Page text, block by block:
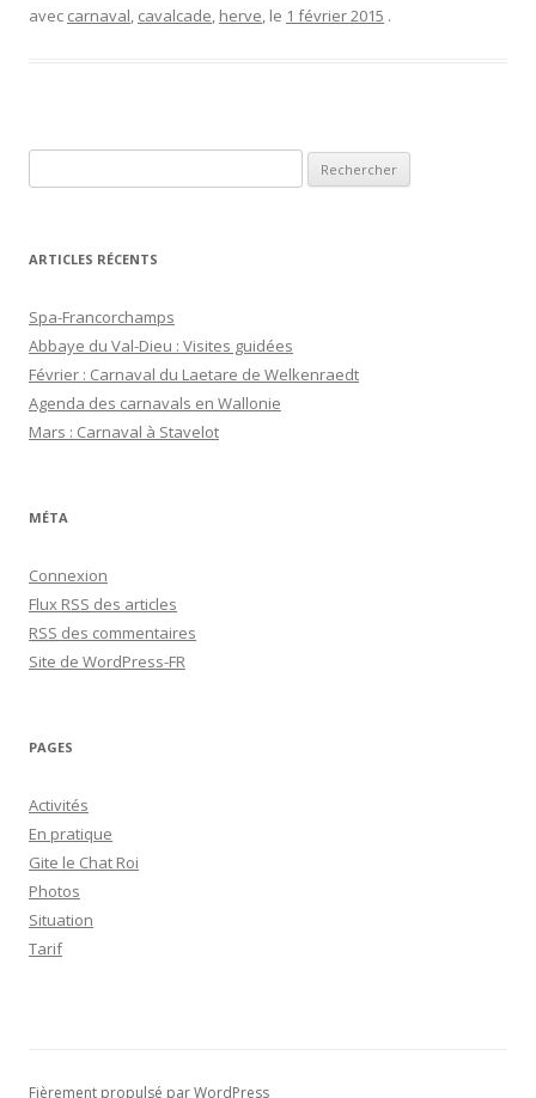
avec carnaval, cavalcade, herve, le 1 février 2015 .
e
h
r
c
h
e
r
ARTICLES RÉCENTS
Spa-Francorchamps
Abbaye du Val-Dieu : Visites guidées
Février : Carnaval du Laetare de Welkenraedt
Agenda des carnavals en Wallonie
Mars : Carnaval à Stavelot
MÉTA
Connexion
Flux RSS des articles
RSS des commentaires
Site de WordPress-FR
PAGES
Activités
En pratique
Gite le Chat Roi
Photos
Situation
Tarif
Fièrement propulsé par WordPress